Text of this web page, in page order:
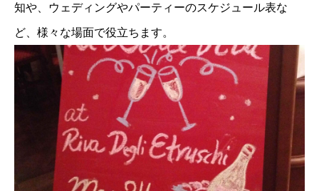
知や、ウェディングやパーティーのスケジュール表な
ど、様々な場面で役立ちます。